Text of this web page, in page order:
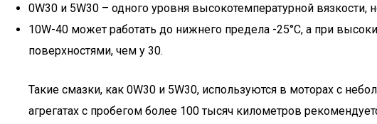
0W30 и 5W30 – одного уровня высокотемпературной вязкости,
10W-40 может работать до нижнего предела -25°С, а при
поверхностями, чем у 30.
Такие смазки, как 0W30 и 5W30, используются в моторах с
агрегатах с пробегом более 100 тысяч километров